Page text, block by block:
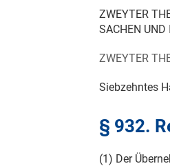
ZWEYTER
SACHEN UND
ZWEYTER
Siebzehntes
§ 932.
(1) Der